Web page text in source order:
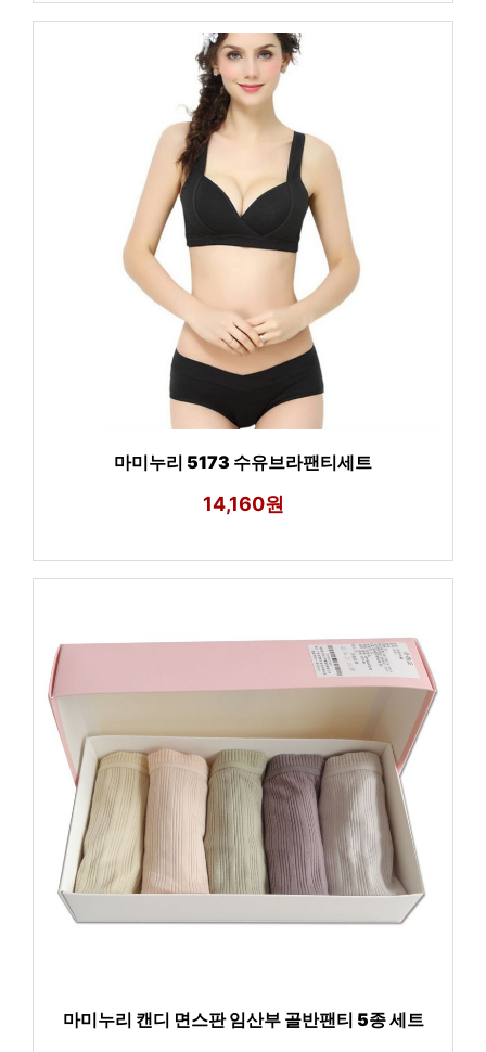
마미누리 5173 수유브라팬티세트
14,160원
마미누리 캔디 면스판 임산부 골반팬티 5종 세트